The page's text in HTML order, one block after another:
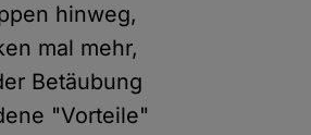
hinweg,
mal mehr,
Betäubung
"Vorteile"